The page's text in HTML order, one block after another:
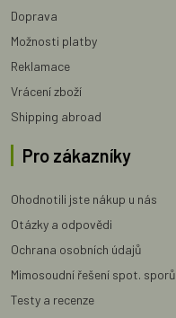
Doprava
Možnosti platby
Reklamace
Vrácení zboží
Shipping abroad
Pro zákazníky
Ohodnotili jste nákup u nás
Otázky a odpovědi
Ochrana osobních údajů
Mimosoudní řešení spot. sporů
Testy a recenze